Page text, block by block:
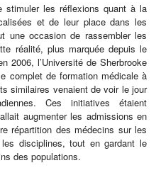
stimuler les réflexions quant à la
et de leur place dans les
une occasion de rassembler les
réalité, plus marquée depuis le
2006, l’Université de Sherbrooke
complet de formation médicale à
similaires venaient de voir le jour
Ces initiatives étaient
augmenter les admissions en
répartition des médecins sur les
disciplines, tout en gardant le
des populations.